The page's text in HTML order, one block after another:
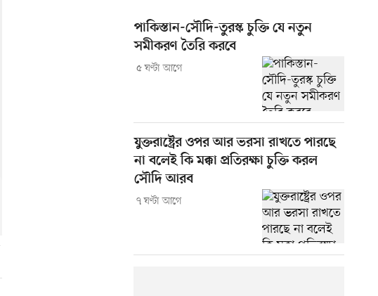
পাকিস্তান-সৌদি-তুরস্ক চুক্তি যে নতুন
সমীকরণ তৈরি করবে
৫ ঘণ্টা আগে
যুক্তরাষ্ট্রের ওপর আর ভরসা রাখতে পারছে
না বলেই কি মক্কা প্রতিরক্ষা চুক্তি করল
সৌদি আরব
৭ ঘণ্টা আগে